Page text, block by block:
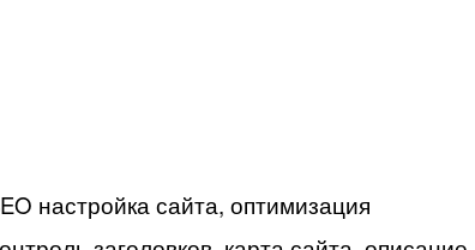
настройка сайта, оптимизация